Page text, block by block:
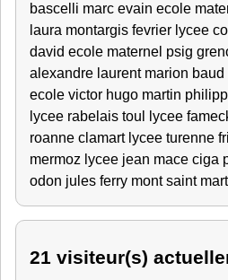
bascelli marc evain ecole
laura montargis fevrier lycee
david ecole maternel psig
alexandre laurent marion baud
ecole victor hugo martin
lycee rabelais toul lycee
roanne clamart lycee turenne
mermoz lycee jean mace ciga
odon jules ferry mont saint
21 visiteur(s)